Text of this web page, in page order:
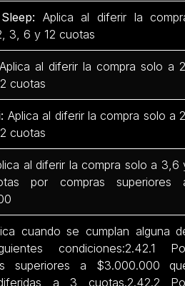
Aplica al diferir la
3, 6 y 12 cuotas
Aplica al diferir la compra solo a
cuotas
Aplica al diferir la compra solo a
cuotas
al diferir la compra solo a 3,6
por compras superiores
cuando se cumplan alguna
condiciones:2.42.1
superiores a $3.000.000
a 3 cuotas.2.42.2